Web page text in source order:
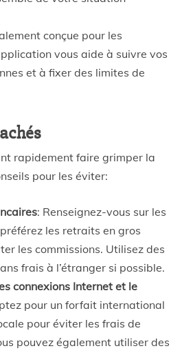
conçue pour les
vous aide à suivre vos
et à fixer des limites de
rapidement faire grimper la
pour les éviter:
: Renseignez-vous sur les
les retraits en gros
les commissions. Utilisez des
frais à l’étranger si possible.
connexions Internet et le
pour un forfait international
pour éviter les frais de
pouvez également utiliser des